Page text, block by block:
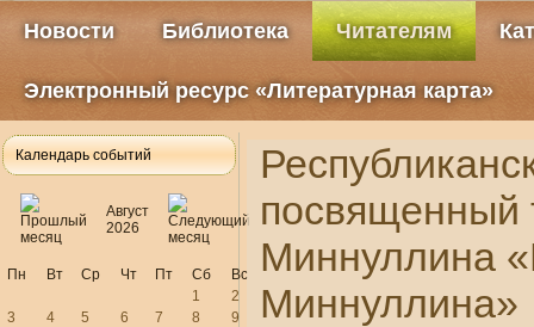
Новости Библиотека Читателям
Электронный ресурс «Литературная карта»
Календарь событий
Август
2026
Пн Вт Ср Чт Пт Сб
Вс
1
2
3
4 5 6 7 8
9
посвященный
Миннуллина
Миннуллина»